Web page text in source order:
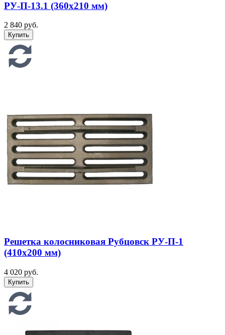
РУ-П-13.1 (360х210 мм)
2 840 руб.
Решетка колосниковая Рубцовск РУ-П-1
(410х200 мм)
4 020 руб.